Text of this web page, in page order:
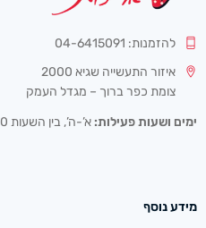
להזמנות: 04-6415091
איזור התעשייה שגיא 2000
צומת כפר ברוך – מגדל העמק
ימים ושעות פעילות: א’-ה’, בין השעות 08:30-16:30
מידע נוסף